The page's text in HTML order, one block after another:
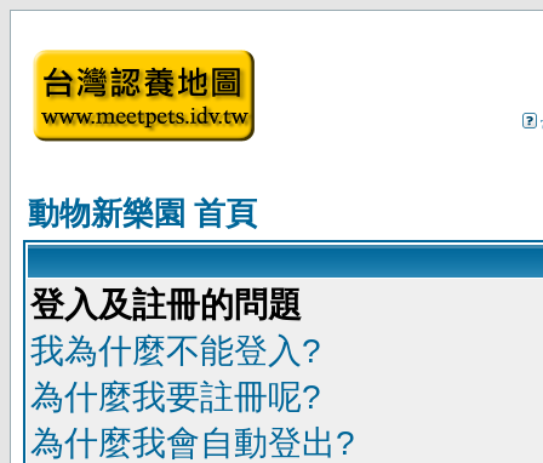
動物新樂園 首頁
登入及註冊的問題
我為什麼不能登入?
為什麼我要註冊呢?
為什麼我會自動登出?